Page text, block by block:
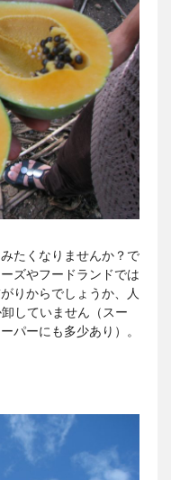
たくなりませんか？で
ズやフードランドでは
りからでしょうか、人
していません（スー
パーにも多少あり）。